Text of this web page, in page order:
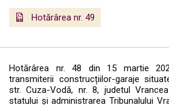
Hotărârea nr. 49
Hotărârea nr. 48 din 15 martie
transmiterii construcțiilor-garaje
str. Cuza-Vodă, nr. 8, judetul
statului și administrarea Tribunalului